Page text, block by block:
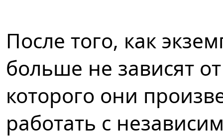
После того, как
больше не зависят
которого они
работать с